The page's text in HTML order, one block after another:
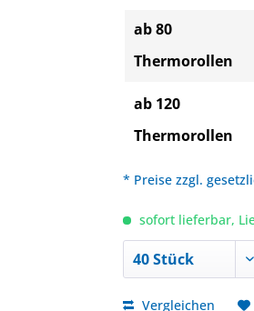
ab 80
Thermorollen
ab 120
Thermorollen
* Preise zzgl.
sofort lieferbar,
Vergleichen